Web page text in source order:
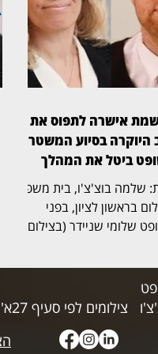
לתשלום של יותר מ־21 אלף שקל.
בריקסטון, רבקה פינטו
יחידת אחסון ובה הכספת
אך לא פינתה אותה עם
כי פניות חוזרות לפינוי
לא נענו, ולכן נאלצה
לבית המשפט בהליך ראשו
אישרה לתפוס את
היוקרה בסיוע המשטרה,
ביטל את המהלך
מאת: שלמה בוצ'צ'ו, בית משפט
בראשון לציון, בפני
שלומי שניידר (בצילום),
המקורי של רכב יוקרה מסוג
BMW, ששוויו מאות אלפי שקלים.
דין ברור ומכריע קבע
כי הרכב שייך לחדד, הורה
אותו מחדש על שמו
צילומים לפי סעיף 27א' לחוק זכויות היוצרים